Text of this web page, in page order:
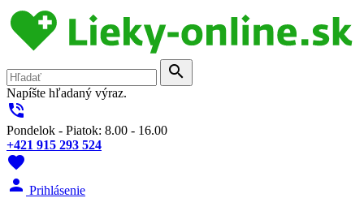
search
Napíšte hľadaný výraz.
phone_in_talk
Pondelok - Piatok: 8.00 - 16.00
+421 915 293 524
favorite
person Prihlásenie